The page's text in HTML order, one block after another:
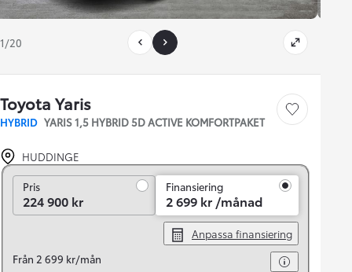
1/20
Toyota Yaris
HYBRID YARIS 1,5 HYBRID 5D ACTIVE KOMFORTPAKET
Save car
HUDDINGE
PrisPris
224 900 kr
Finansiering
2 699 kr /månad
Anpassa finansiering
Från 2 699 kr/mån